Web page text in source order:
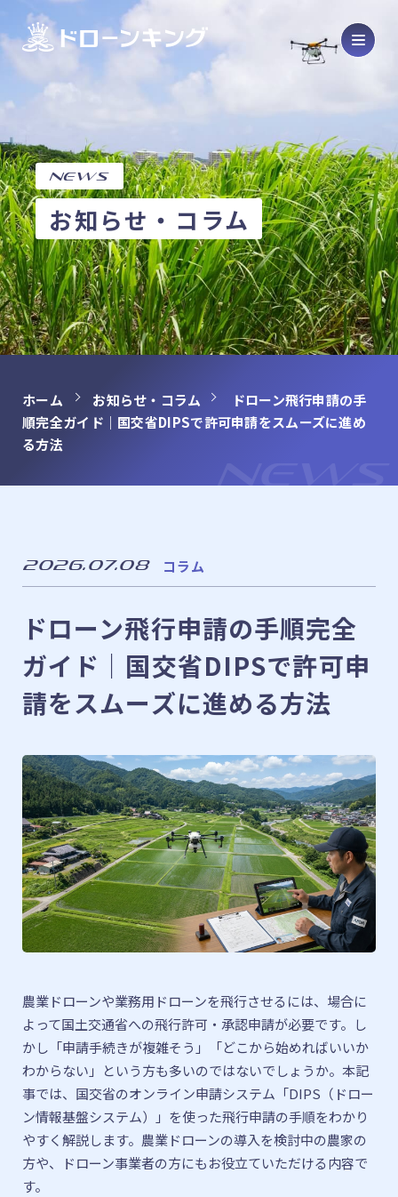
ドローン販売・メンテナンス
SCHOOL
ドローンスクール
COURSE
OPERATION オペレーション代行
HOME
ホーム
ABOUT
会社概要
BASE
拠点情報
franchise
フランチャイズ募集
LINEでのお問い合わせ
CONTACT
メールでのお問い合わせ
NEWS
お知らせ・コラム
ホーム お知らせ・コラム
ドローン飛行申請の手
順完全ガイド｜国交省DIPSで許可申請をスムーズに進め
る方法
2026.07.08 コラム
ドローン飛行申請の手順完全
ガイド｜国交省DIPSで許可申
請をスムーズに進める方法
農業ドローンや業務用ドローンを飛行させるには、場合に
よって国土交通省への飛行許可・承認申請が必要です。し
かし「申請手続きが複雑そう」「どこから始めればいいか
わからない」という方も多いのではないでしょうか。本記
事では、国交省のオンライン申請システム「DIPS（ドロー
ン情報基盤システム）」を使った飛行申請の手順をわかり
やすく解説します。農業ドローンの導入を検討中の農家の
方や、ドローン事業者の方にもお役立ていただける内容で
す。